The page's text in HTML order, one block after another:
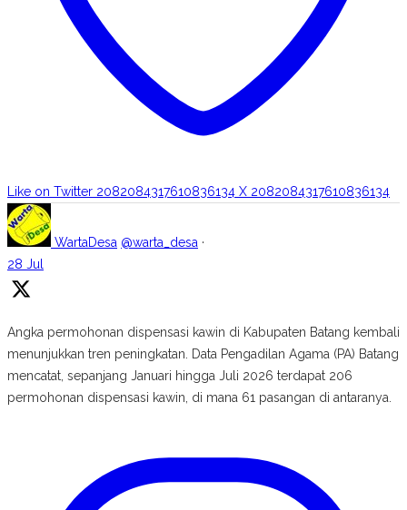
Like on Twitter 2082084317610836134 X 2082084317610836134
WartaDesa @warta_desa ·
28 Jul
Angka permohonan dispensasi kawin di Kabupaten Batang kembali
menunjukkan tren peningkatan. Data Pengadilan Agama (PA) Batang
mencatat, sepanjang Januari hingga Juli 2026 terdapat 206
permohonan dispensasi kawin, di mana 61 pasangan di antaranya.